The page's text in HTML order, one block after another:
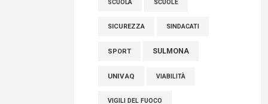
SCUOLA SCUOLE
SICUREZZA SINDACATI
SPORT SULMONA
UNIVAQ VIABILITÀ
VIGILI DEL FUOCO